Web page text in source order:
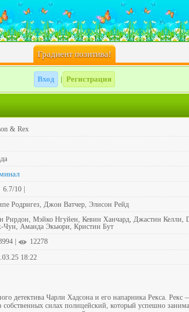
Градиент позитива!
Вход Регистрация
& Rex
6.7/10 |
Родригез, Джон Ватчер, Элисон Рейд
Рирдон, Мэйко Нгуйен, Кевин Ханчард, Джастин Келли,
Чун, Аманда Экьюри, Кристин Бут
| 12278
18:22
детектива Чарли Хадсона и его напарника Рекса.
силах полицейский, который успешно